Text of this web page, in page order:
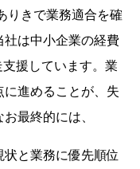
りきで業務適合を確
社は中小企業の経費
援しています。業
進めることが、失
最終的には、
と業務に優先順位